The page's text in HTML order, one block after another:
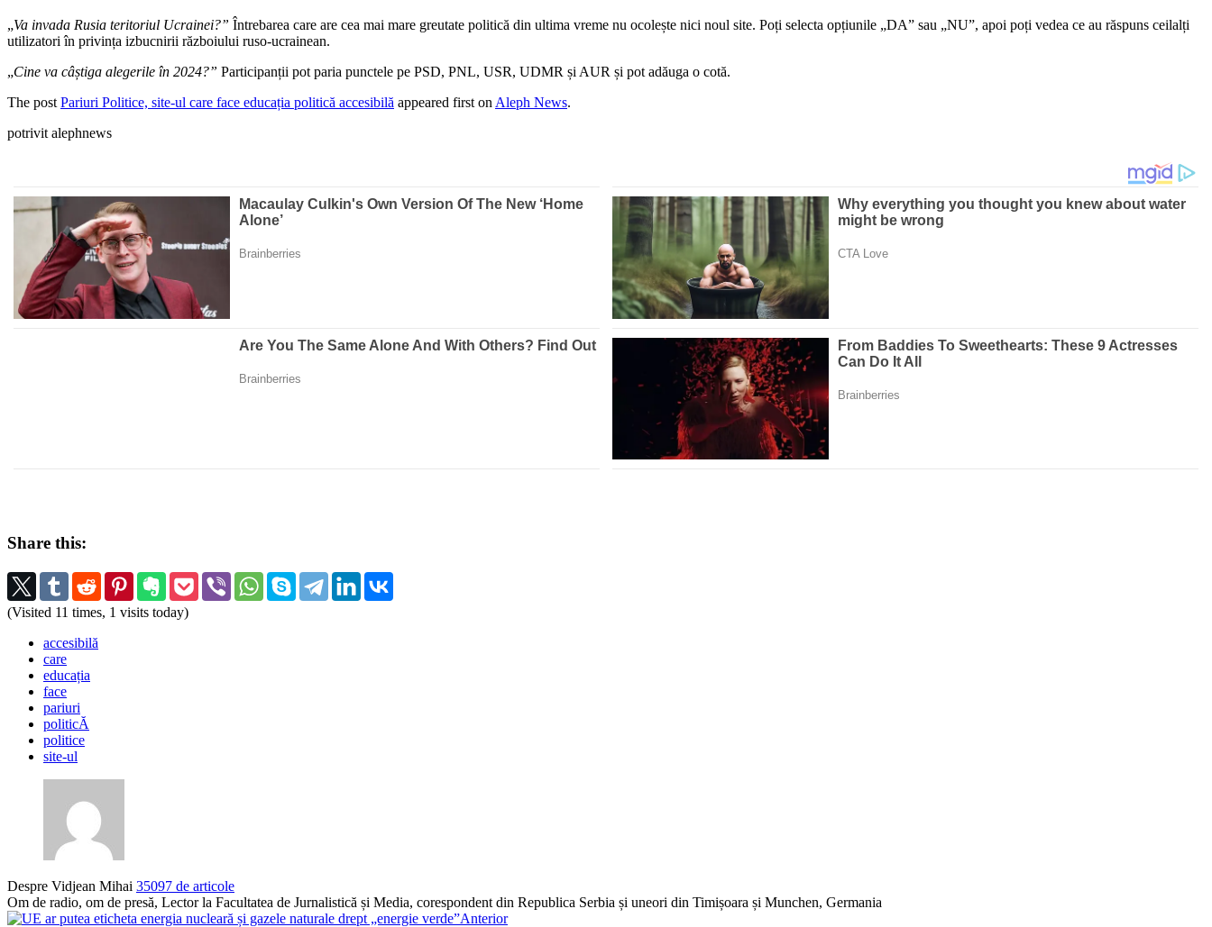
„Va invada Rusia teritoriul Ucrainei?” Întrebarea care are cea mai mare greutate politică din ultima vreme nu ocolește nici noul site. Poți selecta opțiunile „DA” sau „NU”, apoi poți vedea ce au răspuns ceilalți
utilizatori în privința izbucnirii războiului ruso-ucrainean.
„Cine va câștiga alegerile în 2024?” Participanții pot paria punctele pe PSD, PNL, USR, UDMR și AUR și pot adăuga o cotă.
The post Pariuri Politice, site-ul care face educația politică accesibilă appeared first on Aleph News.
potrivit alephnews
Share this:
(Visited 11 times, 1 visits today)
accesibilă
care
educația
face
pariuri
politicĂ
politice
site-ul
Despre Vidjean Mihai 35097 de articole
Om de radio, om de presă, Lector la Facultatea de Jurnalistică și Media, corespondent din Republica Serbia și uneori din Timișoara și Munchen, Germania
Anterior